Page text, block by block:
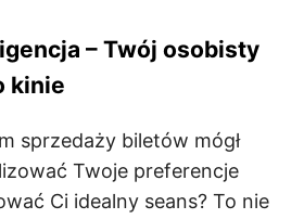
– Twój osobisty
kinie
sprzedaży biletów mógł
Twoje preferencje
Ci idealny seans? To nie